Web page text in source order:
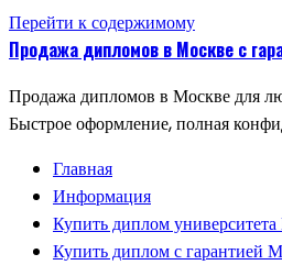
Перейти к содержимому
Продажа дипломов в Москве с
Продажа дипломов в Москве для
Быстрое оформление, полная
Главная
Информация
Купить диплом
Купить диплом с гарантией